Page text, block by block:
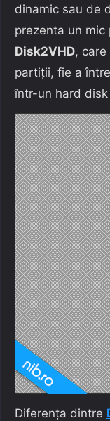
dinamic sau de
prezenta un
Disk2VHD,
partiții, fie a
într-un hard
Diferența dintre